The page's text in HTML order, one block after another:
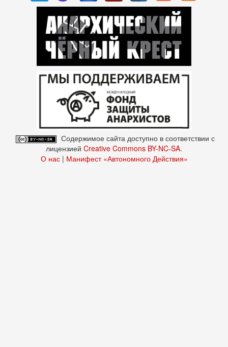
Содержимое сайта доступно в соответствии с
лицензией Creative Commons BY-NC-SA.
О нас| Манифест «Автономного Действия»